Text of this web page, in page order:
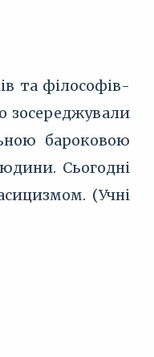
та філософів-
зосереджували
бароковою
Сьогодні
(Учні